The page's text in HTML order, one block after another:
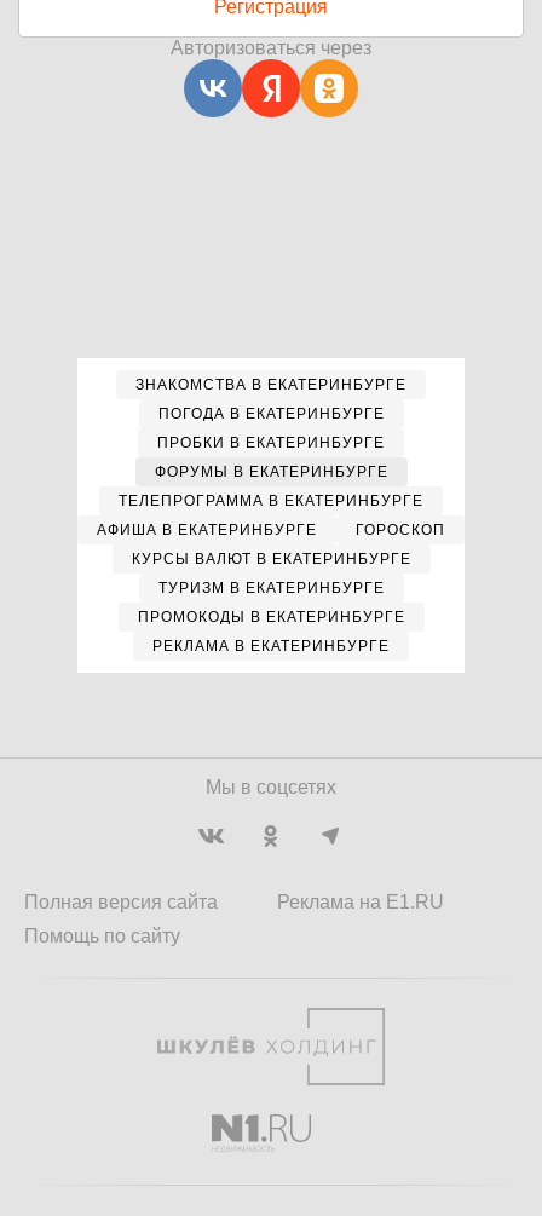
Регистрация
Авторизоваться через
ЗНАКОМСТВА В ЕКАТЕРИНБУРГЕ
ПОГОДА В ЕКАТЕРИНБУРГЕ
ПРОБКИ В ЕКАТЕРИНБУРГЕ
ФОРУМЫ В ЕКАТЕРИНБУРГЕ
ТЕЛЕПРОГРАММА В ЕКАТЕРИНБУРГЕ
АФИША В ЕКАТЕРИНБУРГЕ
ГОРОСКОП
КУРСЫ ВАЛЮТ В ЕКАТЕРИНБУРГЕ
ТУРИЗМ В ЕКАТЕРИНБУРГЕ
ПРОМОКОДЫ В ЕКАТЕРИНБУРГЕ
РЕКЛАМА В ЕКАТЕРИНБУРГЕ
Мы в соцсетях
Полная версия сайта
Помощь по сайту
Реклама на E1.RU